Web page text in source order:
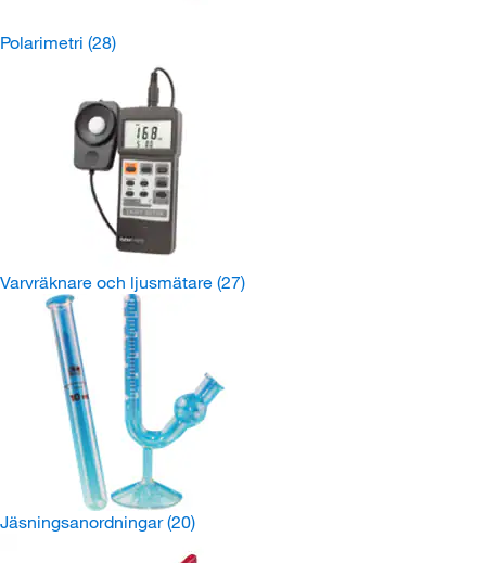
Polarimetri (28)
Varvräknare och ljusmätare (27)
Jäsningsanordningar(20)